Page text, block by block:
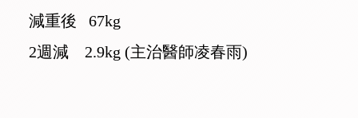
減重後 67kg
2週減 2.9kg (主治醫師凌春雨)